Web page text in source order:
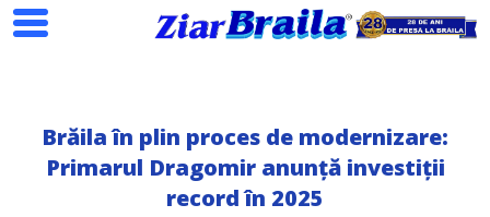
Brăila în plin proces de modernizare:
Primarul Dragomir anunță investiții
record în 2025